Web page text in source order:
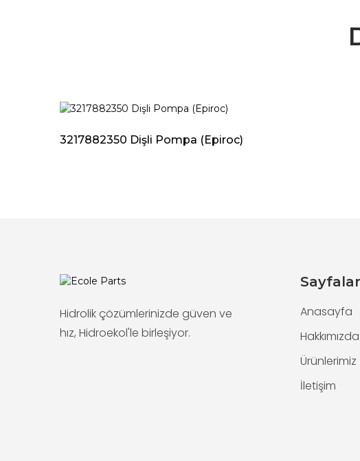
3217882350 Dişli Pompa (Epiroc)
Hidrolik çözümlerinizde güven ve
hız, Hidroekol'le birleşiyor.
Sayfalar
Anasayfa
Hakkımızda
Ürünlerimiz
İletişim